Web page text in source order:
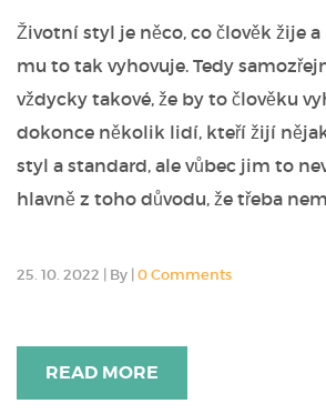
Životní styl je něco, co člověk žije
mu to tak vyhovuje. Tedy
vždycky takové, že by to člověku
dokonce několik lidí, kteří žijí
styl a standard, ale vůbec jim to
hlavně z toho důvodu, že třeba
25. 10. 2022 | By | 0 Comments
READ MORE